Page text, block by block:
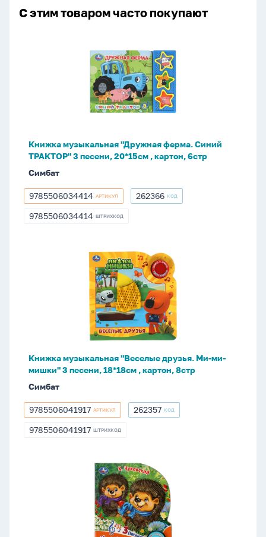
С этим товаром часто покупают
музыкальная
20*15см
картон,
6стр
Книжка музыкальная "Дружная ферма. Синий
ТРАКТОР" 3 песени, 20*15см , картон, 6стр
Симбат
9785506034414
9785506034414 АРТИКУЛ 262366
262366 КОД
9785506034414
9785506034414 ШТРИХКОД
музыкальная
песени,
18*18см
,
картон,
8стр
Книжка музыкальная "Веселые друзья. Ми-ми-
мишки" 3 песени, 18*18см , картон, 8стр
Симбат
9785506041917
9785506041917 АРТИКУЛ 262357
262357 КОД
9785506041917
9785506041917 ШТРИХКОД
музыкальная